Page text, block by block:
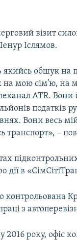
візит
Іслямов.
обшук на
на мою сім'ю, на
ATR.
податків
Вони весь
транспорт», –
дії в
контрольована
з
2016 року, офіс